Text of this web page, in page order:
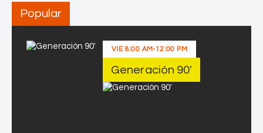
Popular
VIE 8:00 AM-12:00 PM
Generación 90′